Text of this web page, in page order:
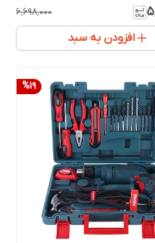
۶٬۶۹۸٬۰۰۰
افزودن به سبد
%19